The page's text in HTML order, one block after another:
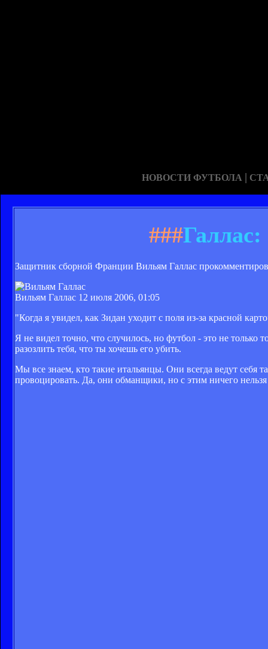
НОВОСТИ ФУТБОЛА |
###
Защитник сборной Франции Вильям Галлас
Вильям Галлас 12 июля 2006, 01:05
"Когда я увидел, как Зидан уходит с поля из-за красной
Я не видел точно, что случилось, но футбол - это не
разозлить тебя, что ты хочешь его убить.
Мы все знаем, кто такие итальянцы. Они всегда ведут себя
провоцировать. Да, они обманщики, но с этим ничего нельзя